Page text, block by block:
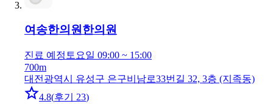
여송한의원한의원
진료 예정 토요일 09:00 ~ 15:00
700m
대전광역시 유성구 은구비남로33번길 32, 3층 (지족동)
4.8(후기 23)